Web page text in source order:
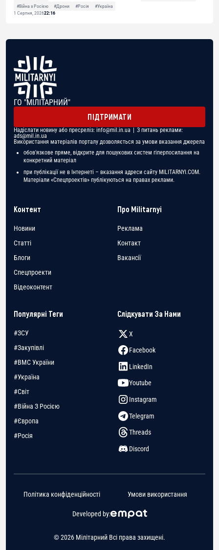
#Війна з Росією
#Дрони #Росія
#Україна
1 Серпня, 202622:16
ГО "МІЛІТАРНИЙ"
ПІДТРИМАТИ
Надіслати новину або пресреліз: info@mil.in.ua | З питань реклами:
ads@mil.in.ua
Використання матеріалів порталу дозволяється за умови вказання джерела
обов'язкове пряме, відкрите для пошукових систем гіперпосилання на
конкретний матеріал
при публікації не в Інтернеті – вказання адреси сайту MILITARNYI.COM.
Матеріали «Спецпроектів» публікуються на правах реклами.
Контент
Новини
Статті
Блоги
Спецпроекти
Відеоконтент
Про Militarnyi
Реклама
Контакт
Вакансії
Популярні Теги
#ЗСУ
#Закупівлі
#ВМС України
#Україна
#Світ
#Війна З Росією
#Європа
#Росія
Слідкувати За Нами
X
Facebook
LinkedIn
Youtube
Instagram
Telegram
Threads
Discord
© 2026 Мілітарний Всі права захищені.
Developed by:
Політика конфіденційності Умови використання